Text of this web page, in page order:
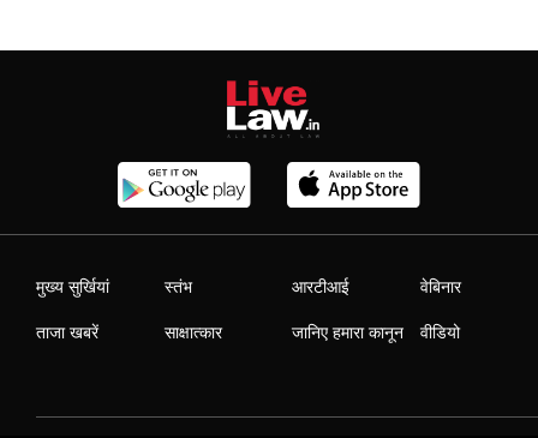
मुख्य सुर्खियां
ताजा खबरें
स्तंभ
साक्षात्कार
आरटीआई
जानिए हमारा कानून
वेबिनार
वीडियो